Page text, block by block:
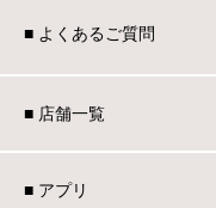
■ よくあるご質問
■ 店舗一覧
■ アプリ